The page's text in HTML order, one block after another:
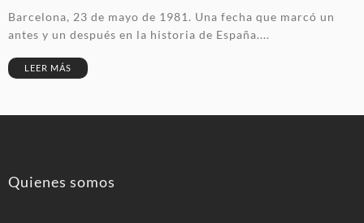
Barcelona, 23 de mayo de 1981. Una fecha que marcó un
antes y un después en la historia de España....
LEER MÁS
Quienes somos